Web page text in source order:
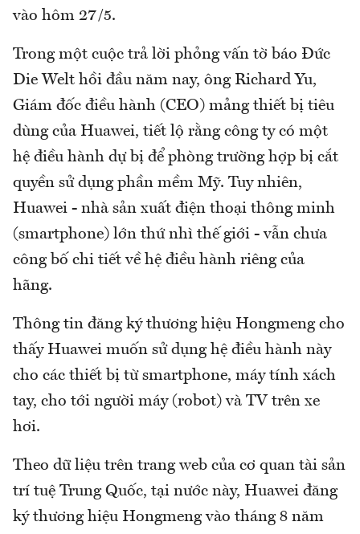
vào hôm 27/5.
Trong một cuộc trả lời phỏng vấn tờ báo Đức
Die Welt hồi đầu năm nay, ông Richard Yu,
Giám đốc điều hành (CEO) mảng thiết bị tiêu
dùng của Huawei, tiết lộ rằng công ty có một
hệ điều hành dự bị để phòng trường hợp bị cắt
quyền sử dụng phần mềm Mỹ. Tuy nhiên,
Huawei - nhà sản xuất điện thoại thông minh
(smartphone) lớn thứ nhì thế giới - vẫn chưa
công bố chi tiết về hệ điều hành riêng của
hãng.
Thông tin đăng ký thương hiệu Hongmeng cho
thấy Huawei muốn sử dụng hệ điều hành này
cho các thiết bị từ smartphone, máy tính xách
tay, cho tới người máy (robot) và TV trên xe
hơi.
Theo dữ liệu trên trang web của cơ quan tài sản
trí tuệ Trung Quốc, tại nước này, Huawei đăng
ký thương hiệu Hongmeng vào tháng 8 năm